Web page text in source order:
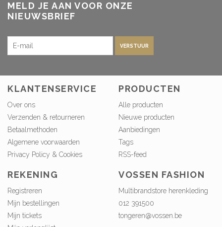
MELD JE AAN VOOR ONZE
NIEUWSBRIEF
VERSTUUR
KLANTENSERVICE
Over ons
Verzenden & retourneren
Betaalmethoden
Algemene voorwaarden
Privacy Policy & Cookies
PRODUCTEN
Alle producten
Nieuwe producten
Aanbiedingen
Tags
RSS-feed
REKENING
Registreren
Mijn bestellingen
Mijn tickets
VOSSEN FASHION
Multibrandstore herenkleding
012 391500
tongeren@vossen.be